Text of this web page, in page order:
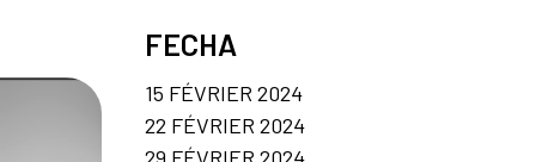
FECHA
15 FÉVRIER 2024
22 FÉVRIER 2024